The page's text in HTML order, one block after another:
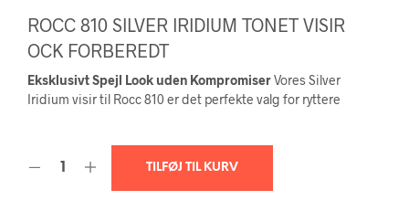
ROCC 810 SILVER IRIDIUM TONET VISIR
OCK FORBEREDT
Eksklusivt Spejl Look uden KompromiserVores Silver
Iridium visir til Rocc 810 er det perfekte valg for ryttere
TILFØJ TIL KURV